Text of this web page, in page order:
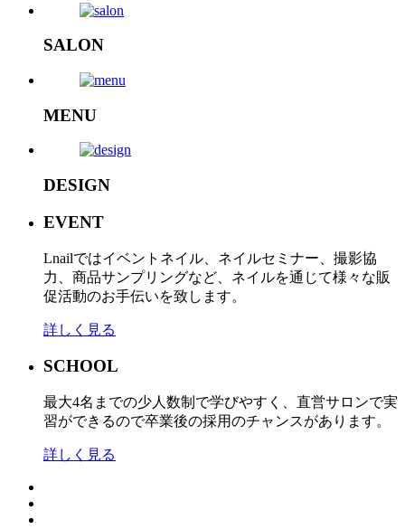
SALON
MENU
DESIGN
EVENT
Lnailではイベントネイル、ネイルセミナー、撮影協
力、商品サンプリングなど、ネイルを通じて様々な販
促活動のお手伝いを致します。
詳しく見る
SCHOOL
最大4名までの少人数制で学びやすく、直営サロンで実
習ができるので卒業後の採用のチャンスがあります。
詳しく見る